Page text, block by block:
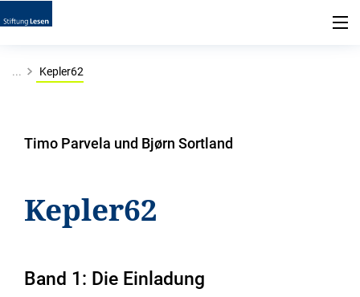
... Kepler62
Timo Parvela und Bjørn Sortland
Kepler62
Band 1: Die Einladung